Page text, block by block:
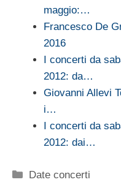
maggio:…
Francesco De
2016
I concerti da
2012: da…
Giovanni Allevi
i…
I concerti da
2012: dai…
Categorie
Date concerti